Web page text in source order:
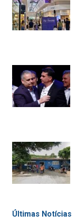
Últimas Notícias